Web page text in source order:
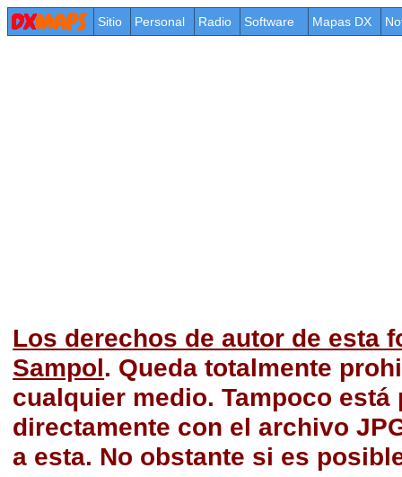
Sitio Personal Radio Software Mapas DX
Los derechos de autor de esta
Sampol. Queda totalmente
cualquier medio. Tampoco
directamente con el archivo
a esta. No obstante si es